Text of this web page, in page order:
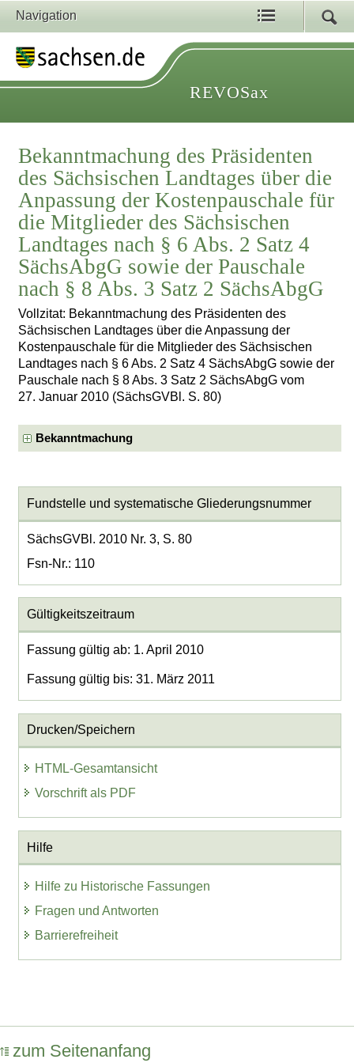
Navigation
REVOSax
Bekanntmachung des Präsidenten
des Sächsischen Landtages über die
Anpassung der Kostenpauschale für
die Mitglieder des Sächsischen
Landtages nach § 6 Abs. 2 Satz 4
SächsAbgG sowie der Pauschale
nach § 8 Abs. 3 Satz 2 SächsAbgG
Vollzitat: Bekanntmachung des Präsidenten des
Sächsischen Landtages über die Anpassung der
Kostenpauschale für die Mitglieder des Sächsischen
Landtages nach § 6 Abs. 2 Satz 4 SächsAbgG sowie der
Pauschale nach § 8 Abs. 3 Satz 2 SächsAbgG vom
27. Januar 2010 (SächsGVBl. S. 80)
Bekanntmachung
Fundstelle und systematische Gliederungsnummer
SächsGVBl. 2010 Nr. 3, S. 80
Fsn-Nr.: 110
Gültigkeitszeitraum
Fassung gültig ab: 1. April 2010
Fassung gültig bis: 31. März 2011
Drucken/Speichern
HTML-Gesamtansicht
Vorschrift als PDF
Hilfe
Hilfe zu Historische Fassungen
Fragen und Antworten
Barrierefreiheit
zum Seitenanfang